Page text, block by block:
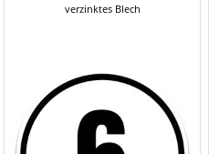
verzinktes Blech